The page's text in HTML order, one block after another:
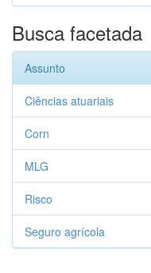
Busca facetada
Assunto
Ciências atuariais
Corn
MLG
Risco
Seguro agrícola